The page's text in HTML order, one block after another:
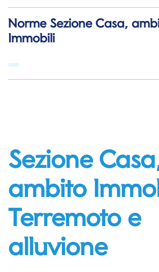
Norme Sezione Casa,
Immobili
Sezione
ambito
Terremoto e
alluvione